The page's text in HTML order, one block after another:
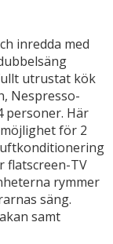
inredda med
utrustat kök
Nespresso-
personer. Här
för 2
flatscreen-TV
rymmer
säng.
samt